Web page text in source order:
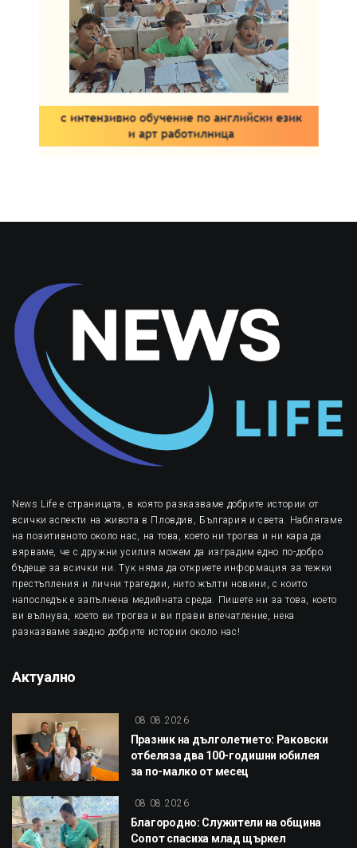
News Life е страницата, в която разказваме добрите истории от
всички аспекти на живота в Пловдив, България и света. Наблягаме
на позитивното около нас, на това, което ни трогва и ни кара да
вярваме, че с дружни усилия можем да изградим едно по-добро
бъдеще за всички ни. Тук няма да откриете информация за тежки
престъпления и лични трагедии, нито жълти новини, с които
напоследък е запълнена медийната среда. Пишете ни за това, което
ви вълнува, което ви трогва и ви прави впечатление, нека
разказваме заедно добрите истории около нас!
Актуално
08.08.2026
Празник на дълголетието: Раковски
отбеляза два 100-годишни юбилея
за по-малко от месец
08.08.2026
Благородно: Служители на община
Сопот спасиха млад щъркел